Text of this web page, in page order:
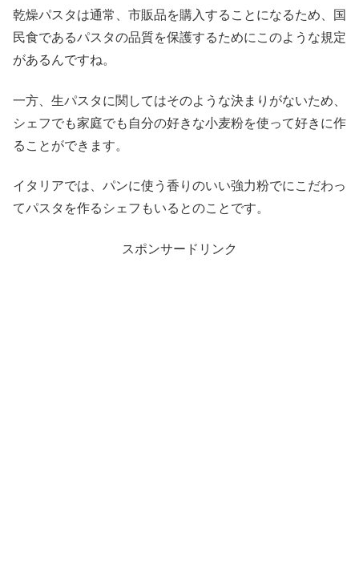
乾燥パスタは通常、市販品を購入することになるため、国
民食であるパスタの品質を保護するためにこのような規定
があるんですね。
一方、生パスタに関してはそのような決まりがないため、
シェフでも家庭でも自分の好きな小麦粉を使って好きに作
ることができます。
イタリアでは、パンに使う香りのいい強力粉でにこだわっ
てパスタを作るシェフもいるとのことです。
スポンサードリンク